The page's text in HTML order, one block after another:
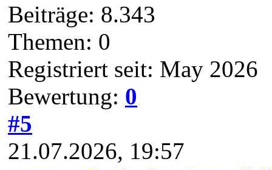
Beiträge: 8.343
Themen: 0
Registriert seit: May 2026
Bewertung: 0
#5
21.07.2026, 19:57